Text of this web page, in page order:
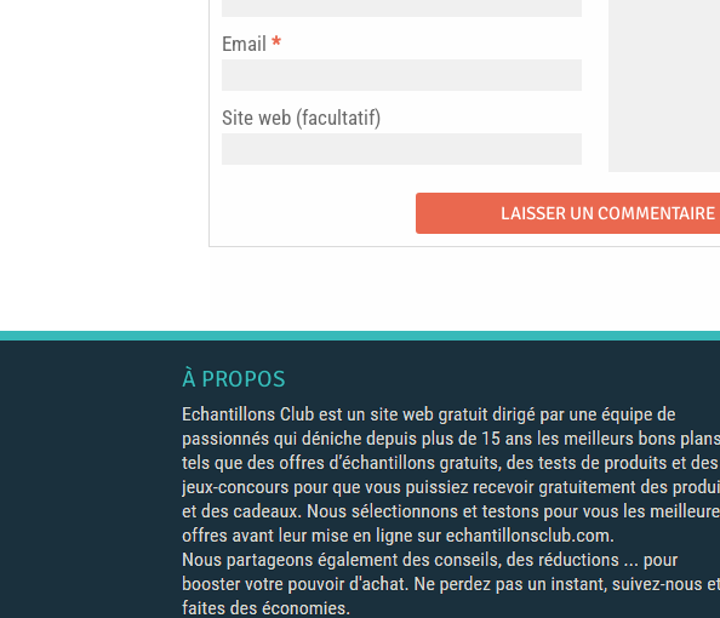
Email *
Site web (facultatif)
À PROPOS